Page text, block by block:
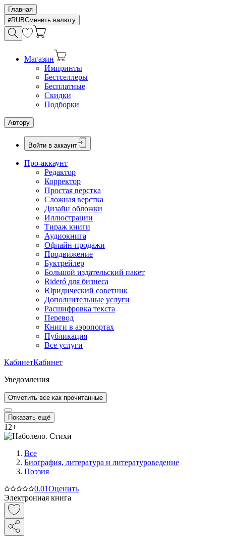
Главная
RUBСменить валюту
Магазин
Импринты
Бестселлеры
Бесплатные
Скидки
Подборки
Автору
Войти в аккаунт
Про-аккаунт
Редактор
Корректор
Простая верстка
Сложная верстка
Дизайн обложки
Иллюстрации
Тираж книги
Аудиокнига
Офлайн-продажи
Продвижение
Буктрейлер
Большой издательский пакет
Rideró для бизнеса
Юридический советник
Дополнительные услуги
Расшифровка текста
Перевод
Книги в аэропортах
Публикация
Все услуги
КабинетКабинет
Уведомления
Отметить все как прочитанные
Показать ещё
12+
Все
Биография, литература и литературоведение
Поэзия
0.01Оценить
Электронная книга